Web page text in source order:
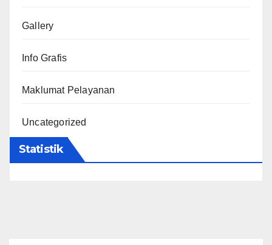
Gallery
Info Grafis
Maklumat Pelayanan
Uncategorized
Statistik